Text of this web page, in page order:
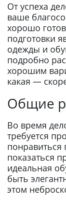
От успеха
ваше
хорошо
подготовки
одежды и
подробно
хорошим
какая —
Общие
Во время
требуется
понравиться
показаться
идеальная
быть
этом